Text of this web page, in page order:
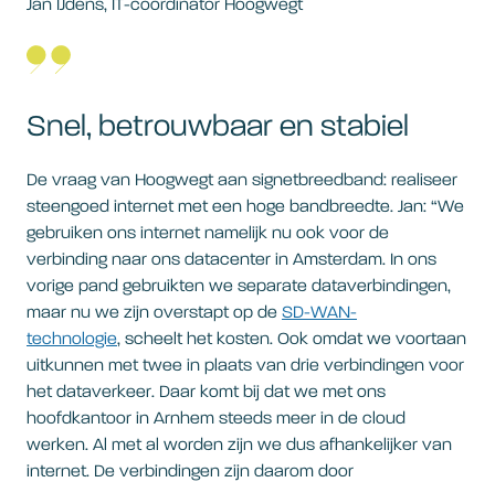
Jan IJdens, IT-coördinator Hoogwegt
Snel, betrouwbaar en stabiel
De vraag van Hoogwegt aan signetbreedband: realiseer
steengoed internet met een hoge bandbreedte. Jan: “We
gebruiken ons internet namelijk nu ook voor de
verbinding naar ons datacenter in Amsterdam. In ons
vorige pand gebruikten we separate dataverbindingen,
maar nu we zijn overstapt op de SD-WAN-
technologie, scheelt het kosten. Ook omdat we voortaan
uitkunnen met twee in plaats van drie verbindingen voor
het dataverkeer. Daar komt bij dat we met ons
hoofdkantoor in Arnhem steeds meer in de cloud
werken. Al met al worden zijn we dus afhankelijker van
internet. De verbindingen zijn daarom door